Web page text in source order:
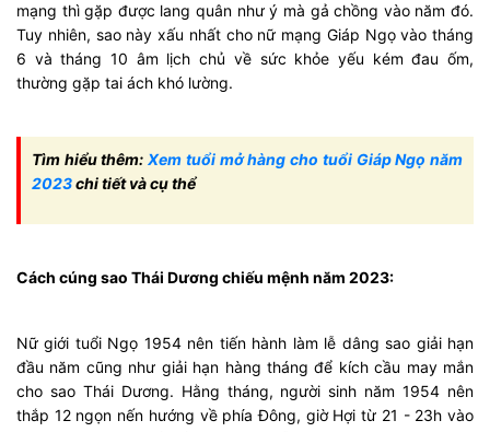
mạng thì gặp được lang quân như ý mà gả chồng vào năm đó.
Tuy nhiên, sao này xấu nhất cho nữ mạng Giáp Ngọ vào tháng
6 và tháng 10 âm lịch chủ về sức khỏe yếu kém đau ốm,
thường gặp tai ách khó lường.
Tìm hiểu thêm:Xem tuổi mở hàng cho tuổi Giáp Ngọ năm
2023chi tiết và cụ thể
Cách cúng sao Thái Dương chiếu mệnh năm 2023:
Nữ giới tuổi Ngọ 1954 nên tiến hành làm lễ dâng sao giải hạn
đầu năm cũng như giải hạn hàng tháng để kích cầu may mắn
cho sao Thái Dương. Hằng tháng, người sinh năm 1954 nên
thắp 12 ngọn nến hướng về phía Đông, giờ Hợi từ 21 - 23h vào